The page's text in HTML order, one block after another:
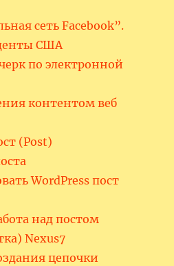
сеть Facebook”.
США
по электронной
контентом веб
(Post)
WordPress пост
над постом
Nexus7
цепочки